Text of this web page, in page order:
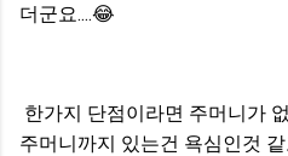
더군요....😂
한가지 단점이라면 주머니가
주머니까지 있는건 욕심인것